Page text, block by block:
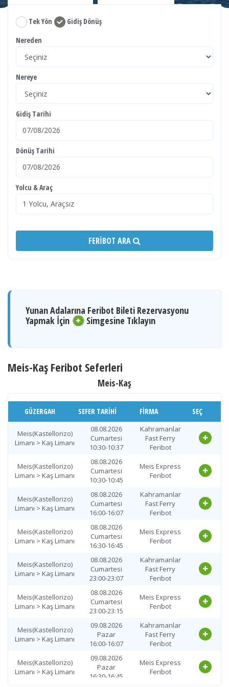
Tek Yön
Gidiş Dönüş
Nereden
Nereye
Gidiş Tarihi
Dönüş Tarihi
Yolcu & Araç
FERIBOT ARA
Yunan Adalarına Feribot Bileti Rezervasyonu
Yapmak İçin
Simgesine Tıklayın
Meis-Kaş Feribot Seferleri
Meis-Kaş
GÜZERGAH SEFER TARIHI FIRMA SEÇ
Meis(Kastellorizo)
Limanı > Kaş Limanı
08.08.2026
Cumartesi
10:30-10:37
Kahramanlar
Fast Ferry
Feribot
Meis(Kastellorizo)
Limanı > Kaş Limanı
08.08.2026
Cumartesi
10:30-10:45
Meis Express
Feribot
Meis(Kastellorizo)
Limanı > Kaş Limanı
08.08.2026
Cumartesi
16:00-16:07
Kahramanlar
Fast Ferry
Feribot
Meis(Kastellorizo)
Limanı > Kaş Limanı
08.08.2026
Cumartesi
16:30-16:45
Meis Express
Feribot
Meis(Kastellorizo)
Limanı > Kaş Limanı
08.08.2026
Cumartesi
23:00-23:07
Kahramanlar
Fast Ferry
Feribot
Meis(Kastellorizo)
Limanı > Kaş Limanı
08.08.2026
Cumartesi
23:00-23:15
Meis Express
Feribot
Meis(Kastellorizo)
Limanı > Kaş Limanı
09.08.2026
Pazar
16:00-16:07
Kahramanlar
Fast Ferry
Feribot
Meis(Kastellorizo)
Limanı > Kaş Limanı
09.08.2026
Pazar
16:30-16:45
Meis Express
Feribot